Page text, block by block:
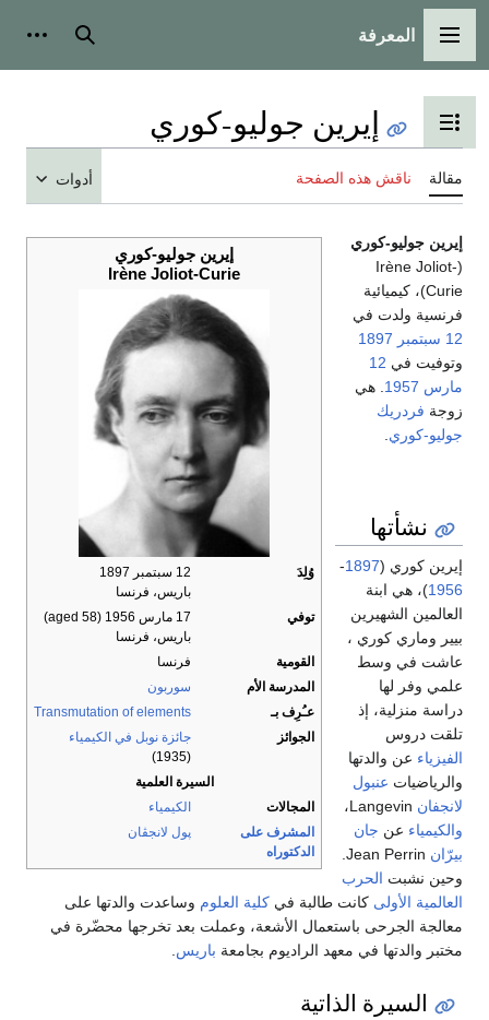
القائمة الرئيسية
المعرفة بحث
تبديل عرض جدول المحتويات
إيرين جوليو-كوري
مقالة ناقش هذه الصفحة أدوات
إيرين جوليو-كوري
Irène Joliot-Curie
وُلِدَ
12 سبتمبر 1897
باريس، فرنسا
توفي
17 مارس 1956
(aged 58)
باريس، فرنسا
القومية
فرنسا
المدرسة الأم
سوربون
عـُرِف بـ
Transmutation of elements
الجوائز
جائزة نوبل في الكيمياء
(1935)
السيرة العلمية
المجالات
الكيمياء
المشرف على
الدكتوراه
پول لانجڤان
إيرين جوليو-كوري
(Irène Joliot-
Curie)، كيميائية
فرنسية ولدت في
12 سبتمبر
1897
وتوفيت في 12
مارس 1957 . هي
زوجة فردريك
جوليو-كوري
نشأتها
إيرين كوري (1897
-
1956)، هي ابنة
العالمين الشهيرين
بيير وماري كوري ،
عاشت في وسط
علمي وفر لها
دراسة منزلية، إذ
تلقت دروس
الفيزياء عن والدتها
والرياضيات عنبول
لانجفان
والكيمياء عن جان
بيرّان
Jean Perrin.
وحين نشبت الحرب
العالمية الأولى كانت طالبة في كلية العلوم وساعدت والدتها على
معالجة الجرحى باستعمال الأشعة، وعملت بعد تخرجها محضّرة في
مختبر والدتها في معهد الراديوم بجامعة باريس.
السيرة الذاتية